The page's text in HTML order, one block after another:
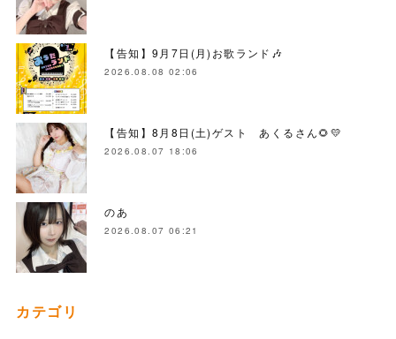
【告知】9月7日(月)お歌ランド🎶
2026.08.08 02:06
【告知】8月8日(土)ゲスト あくるさん🌻💛
2026.08.07 18:06
のあ
2026.08.07 06:21
カテゴリ